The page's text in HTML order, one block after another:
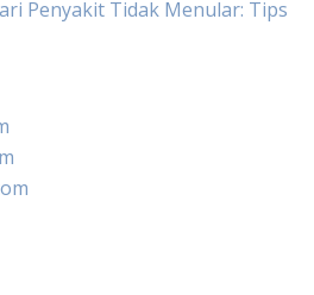
Penyakit Tidak Menular: Tips